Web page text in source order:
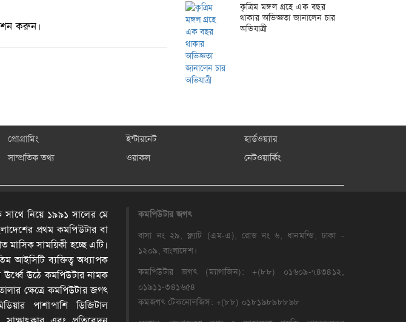
করুন।
কৃত্রিম মঙ্গল গ্রহে এক বছর
থাকার অভিজ্ঞতা জানালেন চার
অভিযাত্রী
প্রোগ্রামিং ইন্টারনেট
হার্ডওয়্যার
সাম্প্রতিক তথ্য ওরাকল
নেটওয়ার্কিং
নিয়ে ১৯৯১ সালের মে
প্রথম কমপিউটার বা
মাসিক সাময়িকী হচ্ছে এটি।
আইসিটি ব্যক্তিত্ব অধ্যাপক
ঊর্ধ্বে উঠে কমপিউটার নামক
ক্ষেত্রে কমপিউটার জগৎ
পাশাপাশি ডিজিটাল
কমপিউটারজগৎ
বাসা নং ২৯, ফ্ল্যাট (এম-এ), রোড নং ৬, ধানমন্ডি, ঢাকা -
১২০৯, বাংলাদেশ।
কমপিউটার জগৎ (ম্যাগাজিন): +(৮৮) ০১৬০৯-৭৪৩৪১২,
০১৯১১-৩৪১৬৫৪
কমজগৎ টেকনোলজিস: +(৮৮) ০১৮১৯৮৯৮৮৯৮